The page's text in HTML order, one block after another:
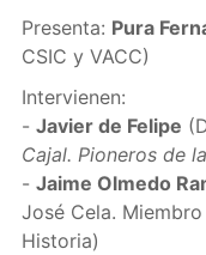
Presenta: Pura
CSIC y VACC)
Intervienen:
- Javier de Felipe
Cajal. Pioneros de
- Jaime Olmedo
José Cela.
Historia)